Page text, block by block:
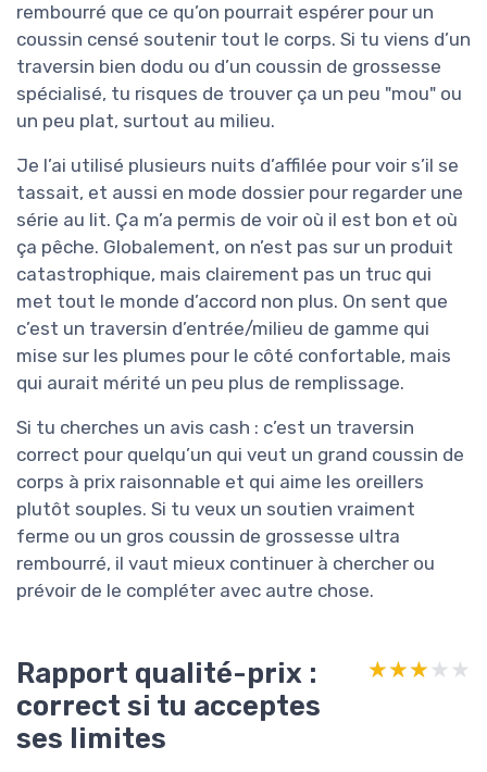
rembourré que ce qu’on pourrait espérer pour un
coussin censé soutenir tout le corps. Si tu viens d’un
traversin bien dodu ou d’un coussin de grossesse
spécialisé, tu risques de trouver ça un peu "mou" ou
un peu plat, surtout au milieu.
Je l’ai utilisé plusieurs nuits d’affilée pour voir s’il se
tassait, et aussi en mode dossier pour regarder une
série au lit. Ça m’a permis de voir où il est bon et où
ça pêche. Globalement, on n’est pas sur un produit
catastrophique, mais clairement pas un truc qui
met tout le monde d’accord non plus. On sent que
c’est un traversin d’entrée/milieu de gamme qui
mise sur les plumes pour le côté confortable, mais
qui aurait mérité un peu plus de remplissage.
Si tu cherches un avis cash : c’est un traversin
correct pour quelqu’un qui veut un grand coussin de
corps à prix raisonnable et qui aime les oreillers
plutôt souples. Si tu veux un soutien vraiment
ferme ou un gros coussin de grossesse ultra
rembourré, il vaut mieux continuer à chercher ou
prévoir de le compléter avec autre chose.
Rapport qualité-prix :
correct si tu acceptes
ses limites
★★★★★
★★★★★